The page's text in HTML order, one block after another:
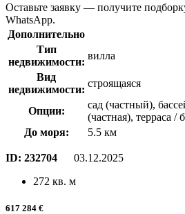
Оставьте заявку — получите
WhatsApp.
Дополнительно
Тип
недвижимости:
вилла
Вид
недвижимости:
строящаяся
Опции:
сад (частный),
(частная), терраса /
До моря:
5.5 км
ID: 232704
03.12.2025
272 кв. м
617 284 €